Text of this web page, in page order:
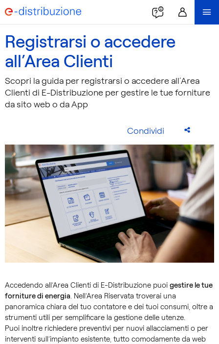
Registrarsi o accedere
all’Area Clienti
Scopri la guida per registrarsi o accedere all’Area
Clienti di E-Distribuzione per gestire le tue forniture
da sito web o da App
Condividi
Accedendo all’Area Clienti di E-Distribuzione puoi gestire le tue
forniture di energia. Nell’Area Riservata troverai una
panoramica chiara del tuo contatore e dei tuoi consumi, oltre a
strumenti utili per semplificare la gestione delle utenze.
Puoi inoltre richiedere preventivi per nuovi allacciamenti o per
interventi sull’impianto esistente, tutto comodamente da web